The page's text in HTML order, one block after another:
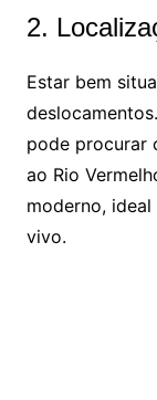
2.
Estar bem
pode procurar
ao Rio
moderno,
vivo.